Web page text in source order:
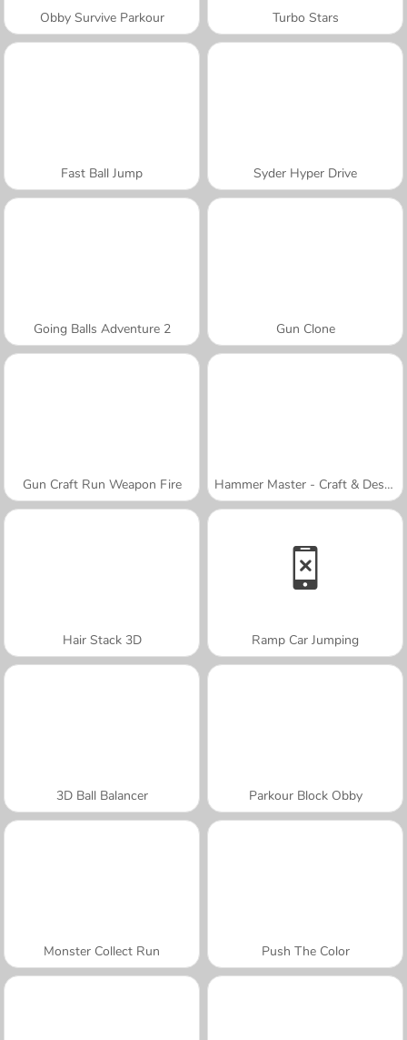
Obby Survive Parkour Turbo Stars
Fast Ball Jump Syder Hyper Drive
Going Balls Adventure 2 Gun Clone
Gun Craft Run Weapon Fire Hammer Master - Craft & Destroy!
Hair Stack 3D Ramp Car Jumping
3D Ball Balancer Parkour Block Obby
Monster Collect Run Push The Color